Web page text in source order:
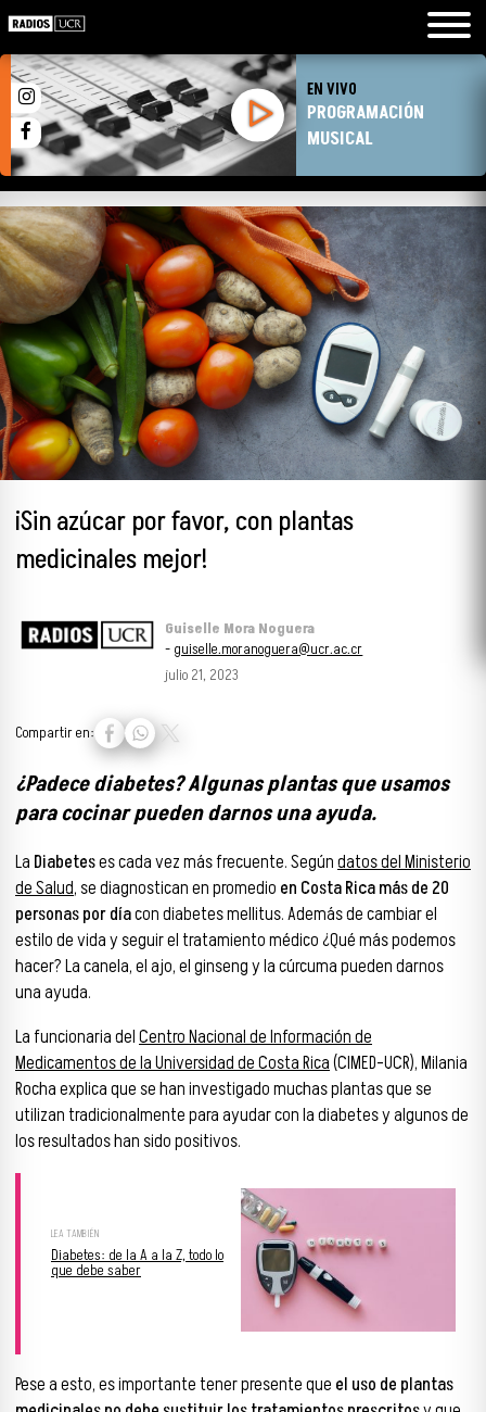
EN VIVO
PROGRAMACIÓN
MUSICAL
¡Sin azúcar por favor, con plantas
medicinales mejor!
Guiselle Mora Noguera
- guiselle.moranoguera@ucr.ac.cr
julio 21, 2023
Compartir en:
¿Padece diabetes? Algunas plantas que usamos
para cocinar pueden darnos una ayuda.
La Diabeteses cada vez más frecuente. Segúndatos del Ministerio
de Salud, se diagnostican en promedio en Costa Rica más de 20
personas por díacon diabetes mellitus. Además de cambiar el
estilo de vida y seguir el tratamiento médico ¿Qué más podemos
hacer? La canela, el ajo, el ginseng y la cúrcuma pueden darnos
una ayuda.
La funcionaria delCentro Nacional de Información de
Medicamentos de la Universidad de Costa Rica(CIMED-UCR), Milania
Rocha explica que se han investigado muchas plantas que se
utilizan tradicionalmente para ayudar con la diabetes y algunos de
los resultados han sido positivos.
Diabetes: de la A a la Z, todo lo
que debe saber
Pese a esto, es importante tener presente que el uso de plantas